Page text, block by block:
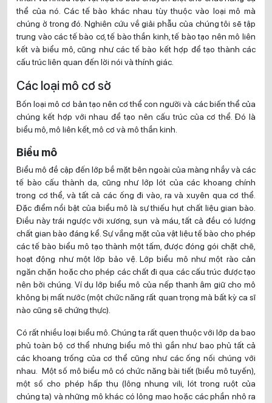
thể của nó. Các tế bào khác nhau tùy thuộc vào loại mô mà
chúng ở trong đó. Nghiên cứu về giải phẫu của chúng tôi sẽ tập
trung vào các tế bào cơ, tế bào thần kinh, tế bào tạo nên mô liên
kết và biểu mô, cũng như các tế bào kết hợp để tạo thành các
cấu trúc liên quan đến lời nói và thính giác.
Các loại mô cơ sở
Bốn loại mô cơ bản tạo nên cơ thể con người và các biến thể của
chúng kết hợp với nhau để tạo nên cấu trúc của cơ thể. Đó là
biểu mô, mô liên kết, mô cơ và mô thần kinh.
Biểu mô
Biểu mô đề cập đến lớp bề mặt bên ngoài của màng nhầy và các
tế bào cấu thành da, cũng như lớp lót của các khoang chính
trong cơ thể, và tất cả các ống đi vào, ra và xuyên qua cơ thể.
Đặc điểm nổi bật của biểu mô là sự thiếu hụt chất liệu gian bào.
Điều này trái ngược với xương, sụn và máu, tất cả đều có lượng
chất gian bào đáng kể. Sự vắng mặt của vật liệu tế bào cho phép
các tế bào biểu mô tạo thành một tấm, được đóng gói chặt chẽ,
hoạt động như một lớp bảo vệ. Lớp biểu mô như một rào cản
ngăn chặn hoặc cho phép các chất đi qua các cấu trúc được tạo
nên bởi chúng. Ví dụ lớp biểu mô của nếp thanh âm giữ cho mô
không bị mất nước (một chức năng rất quan trọng mà bất kỳ ca sĩ
nào cũng sẽ chứng thực).
Có rất nhiều loại biểu mô. Chúng ta rất quen thuộc với lớp da bao
phủ toàn bộ cơ thể nhưng biểu mô thì gần như bao phủ tất cả
các khoang trống của cơ thể cũng như các ống nối chúng với
nhau. Một số mô biểu mô có chức năng bài tiết (biểu mô tuyến),
một số cho phép hấp thụ (lông nhung vili, lót trong ruột của
chúng ta) và những mô khác có lông mao hoặc các phần nhô ra